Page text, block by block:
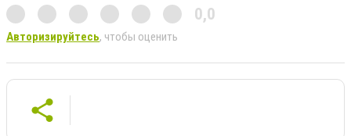
0,0
Авторизируйтесь, чтобы оценить